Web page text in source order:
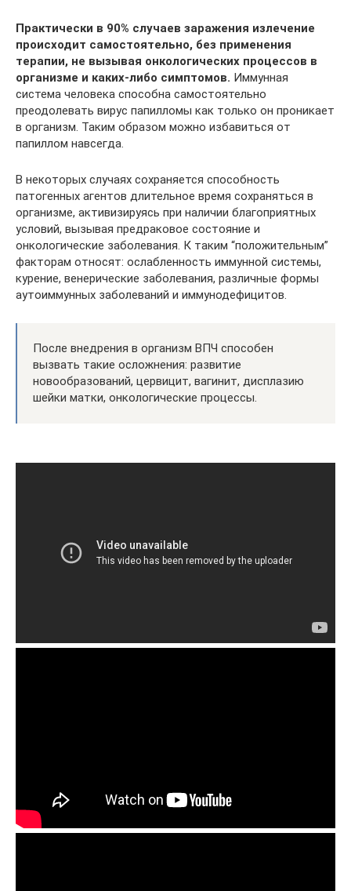
Практически в 90% случаев заражения излечение
происходит самостоятельно, без применения
терапии, не вызывая онкологических процессов в
организме и каких-либо симптомов. Иммунная
система человека способна самостоятельно
преодолевать вирус папилломы как только он проникает
в организм. Таким образом можно избавиться от
папиллом навсегда.
В некоторых случаях сохраняется способность
патогенных агентов длительное время сохраняться в
организме, активизируясь при наличии благоприятных
условий, вызывая предраковое состояние и
онкологические заболевания. К таким “положительным”
факторам относят: ослабленность иммунной системы,
курение, венерические заболевания, различные формы
аутоиммунных заболеваний и иммунодефицитов.
После внедрения в организм ВПЧ способен
вызвать такие осложнения: развитие
новообразований, цервицит, вагинит, дисплазию
шейки матки, онкологические процессы.